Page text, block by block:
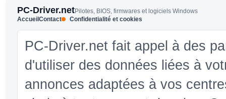
PC-Driver.netPilotes, BIOS, firmwares et logiciels Windows
AccueilContact Confidentialité et cookies
PC-Driver.net fait appel à des
d'utiliser des données liées à
annonces adaptées à vos